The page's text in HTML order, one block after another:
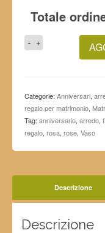
Totale
REGALO
PER
VASO
IN
VETRO
"ROSE"
quantità
Categorie: Anniversari,
regalo per matrimonio,
Tag: anniversario, arredo,
regalo, rosa, rose, Vaso
Descrizione
Descrizione